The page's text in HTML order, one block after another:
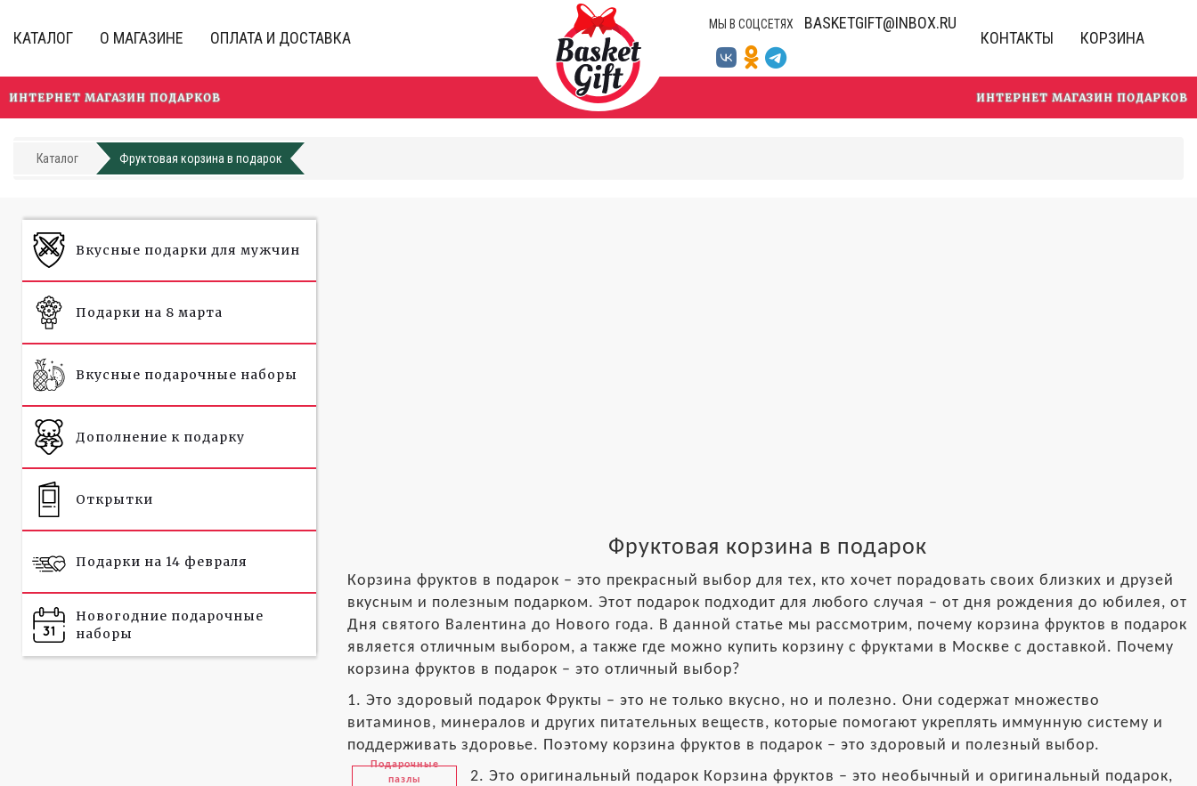
основному
КАТАЛОГ О МАГАЗИНЕ ОПЛАТА И ДОСТАВКА
МЫ В СОЦСЕТЯХ
BASKETGIFT@INBOX.RU
КОНТАКТЫ
КОРЗИНА
ИНТЕРНЕТ МАГАЗИН ПОДАРКОВ ИНТЕРНЕТ МАГАЗИН ПОДАРКОВ
Каталог Фруктовая корзина в подарок
Вкусные подарки для мужчин
Подарки на 8 марта
Вкусные подарочные наборы
Дополнение к подарку
Открытки
Подарки на 14 февраля
Новогодние подарочные
наборы
Фруктовая корзина в подарок
Корзина фруктов в подарок – это прекрасный выбор для тех, кто хочет порадовать своих близких и друзей
вкусным и полезным подарком. Этот подарок подходит для любого случая – от дня рождения до юбилея, от
Дня святого Валентина до Нового года. В данной статье мы рассмотрим, почему корзина фруктов в подарок
является отличным выбором, а также где можно купить корзину с фруктами в Москве с доставкой. Почему
корзина фруктов в подарок – это отличный выбор?
1. Это здоровый подарок Фрукты – это не только вкусно, но и полезно. Они содержат множество
витаминов, минералов и других питательных веществ, которые помогают укреплять иммунную систему и
поддерживать здоровье. Поэтому корзина фруктов в подарок – это здоровый и полезный выбор.
Подарочные
пазлы
2. Это оригинальный подарок Корзина фруктов – это необычный и оригинальный подарок,